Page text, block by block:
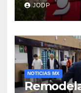
JODP
NOTICIAS MX